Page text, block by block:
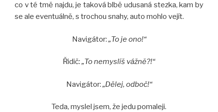
co v té tmě najdu, je taková blbě udusaná stezka, kam by
se ale eventuálně, s trochou snahy, auto mohlo vejít.
Navigátor:„To je ono!“
Řidič:„To nemyslíš vážně?!“
Navigátor:„Dělej, odboč!“
Teda, myslel jsem, že jedu pomaleji.